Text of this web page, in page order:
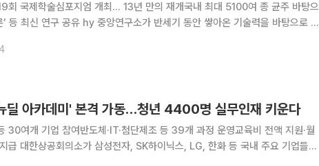
회 국제학술심포지엄 개최… 13년 만의 재개국내 최대 5100여 종 균주 바탕으
소가 반세기 동안 쌓아온 기술력을 바탕으로 마
연계한 ‘제19회 국제학술심포지엄’을
딜 아카데미' 본격 가동…청년 4400명 실무인재 키운다
30여개 기업 참여반도체·IT·첨단제조 등 39개 과정 운영교육비 전액 지원·월
주요 기업들과